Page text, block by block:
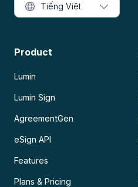
Product
Lumin
Lumin Sign
AgreementGen
eSign API
Features
Plans & Pricing
Tiếng Việt